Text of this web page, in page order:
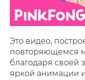
Это видео,
повторяющемся
благодаря
яркой анимации и